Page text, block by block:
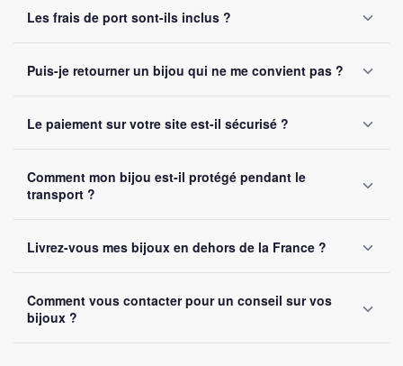
Les frais de port sont-ils inclus ?
sans montant minimum d'achat. Votre bijou part sous 24 à
48 heures ouvrées.
Puis-je retourner un bijou qui ne me convient pas ?
le retourner. Remboursement intégral garanti, sans
question posée.
Le paiement sur votre site est-il sécurisé ?
SSL. Nous acceptons Visa, Mastercard, PayPal et Apple
Pay. Vos données bancaires ne sont jamais stockées sur
Comment mon bijou est-il protégé pendant le
transport ?
renforcé. Un numéro de suivi vous est envoyé par e-mail
dès l'expédition.
Livrez-vous mes bijoux en dehors de la France ?
Suisse et Canada. Comptez 5 à 10 jours ouvrés selon la
destination.
Comment vous contacter pour un conseil sur vos
bijoux ?